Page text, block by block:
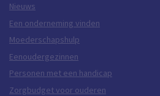
Nieuws
Een onderneming vinden
Moederschapshulp
Eenoudergezinnen
Personen met een handicap
Zorgbudget voor ouderen